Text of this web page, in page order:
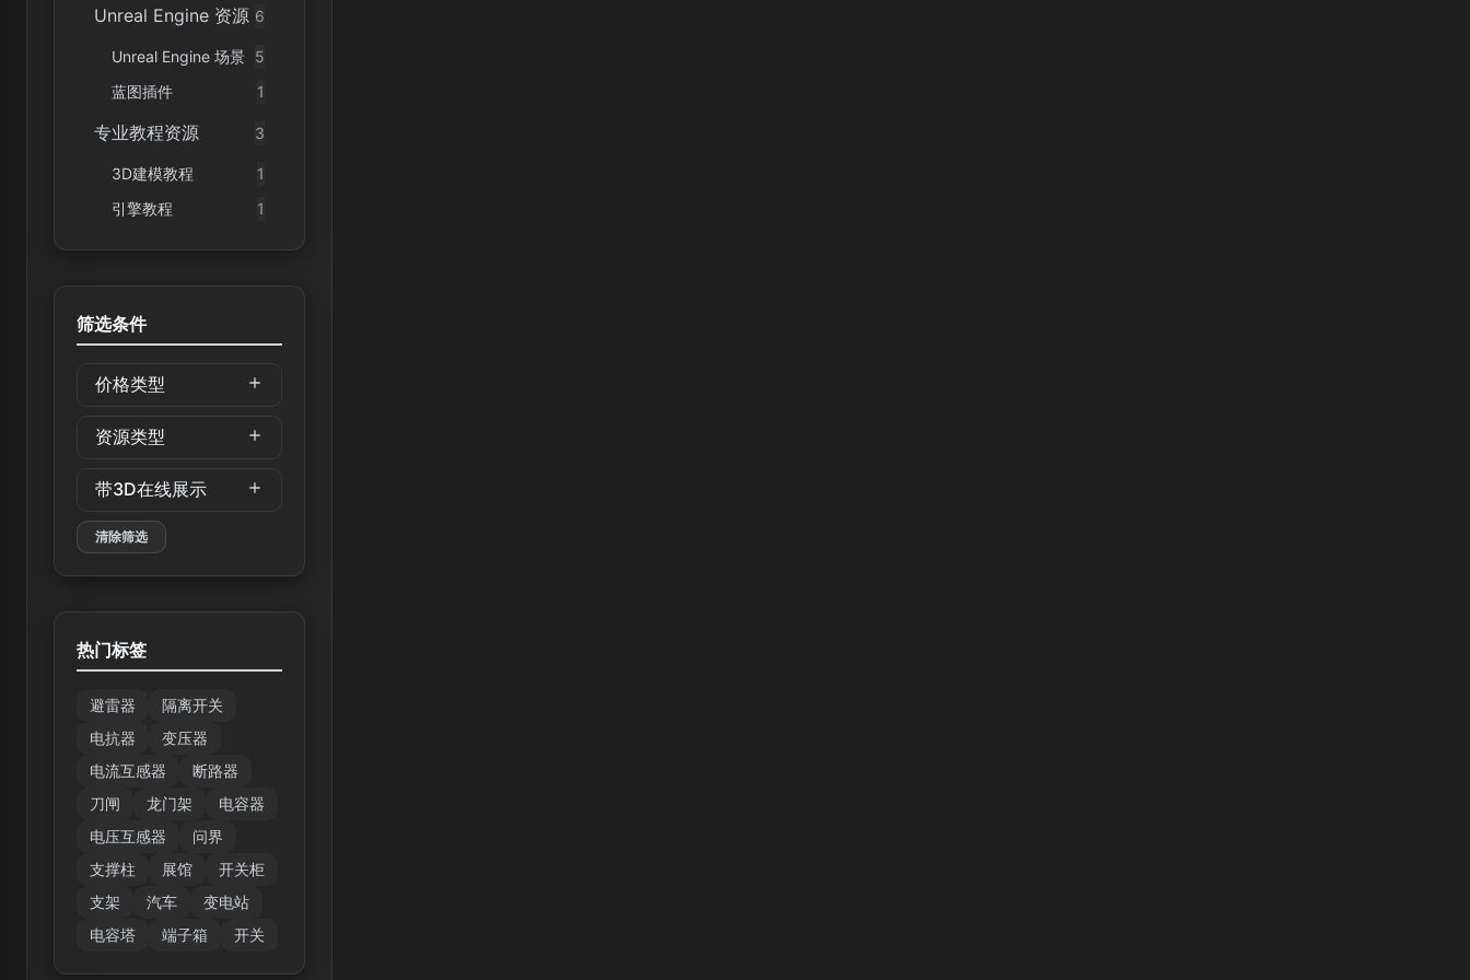
Unreal Engine 资源 6
Unreal Engine 场景 5
蓝图插件
1
专业教程资源 3
3D建模教程
1
引擎教程
1
筛选条件
价格类型
资源类型
带3D在线展示
清除筛选
热门标签
避雷器
隔离开关
电抗器
变压器
电流互感器
断路器
刀闸
龙门架
电容器
电压互感器
问界
支撑柱
展馆
开关柜
支架
汽车
变电站
电容塔
端子箱 开关